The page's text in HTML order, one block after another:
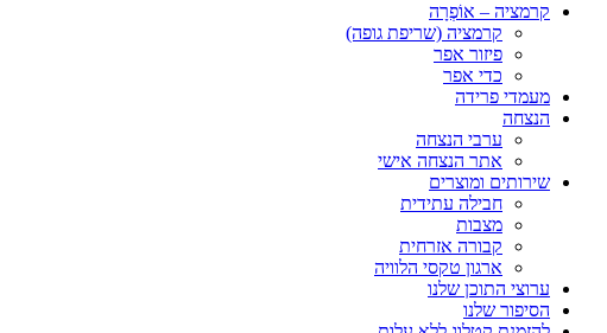
קרמציה – אוֹפְרָה
קרמציה (שריפת גופה)
פיזור אפר
כדי אפר
מעמדי פרידה
הנצחה
ערבי הנצחה
אתר הנצחה אישי
שירותים ומוצרים
חבילה עתידית
מצבות
קבורה אזרחית
ארגון טקסי הלוויה
ערוצי התוכן שלנו
הסיפור שלנו